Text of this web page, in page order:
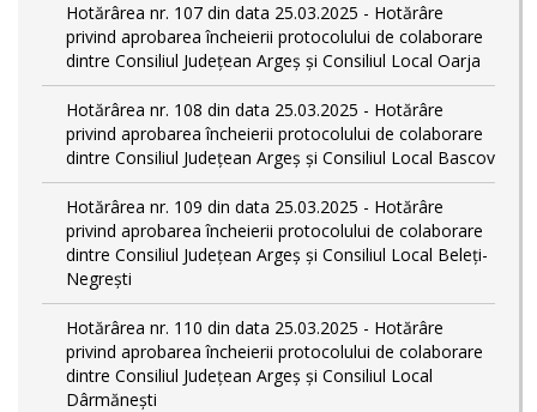
Hotărârea nr. 107 din data 25.03.2025 - Hotărâre
privind aprobarea încheierii protocolului de colaborare
dintre Consiliul Județean Argeș și Consiliul Local Oarja
Hotărârea nr. 108 din data 25.03.2025 - Hotărâre
privind aprobarea încheierii protocolului de colaborare
dintre Consiliul Județean Argeș și Consiliul Local Bascov
Hotărârea nr. 109 din data 25.03.2025 - Hotărâre
privind aprobarea încheierii protocolului de colaborare
dintre Consiliul Județean Argeș și Consiliul Local Beleți-
Negrești
Hotărârea nr. 110 din data 25.03.2025 - Hotărâre
privind aprobarea încheierii protocolului de colaborare
dintre Consiliul Județean Argeș și Consiliul Local
Dârmănești